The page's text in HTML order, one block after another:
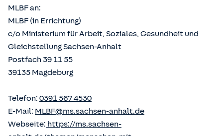
MLBF an:
MLBF (in Errichtung)
c/o Ministerium für Arbeit, Soziales, Gesundheit und
Gleichstellung Sachsen-Anhalt
Postfach 39 11 55
39135 Magdeburg
Telefon: 0391 567 4530
E-Mail: MLBF@ms.sachsen-anhalt.de
Webseite: https://ms.sachsen-